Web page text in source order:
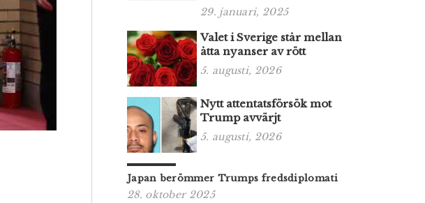
29. januari, 2025
Valet i Sverige står mellan
åtta nyanser av rött
5. augusti, 2026
Nytt attentatsförsök mot
Trump avvärjt
5. augusti, 2026
Japan berömmer Trumps fredsdiplomati
28. oktober 2025